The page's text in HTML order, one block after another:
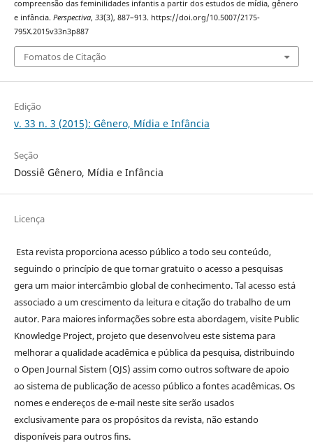
compreensão das feminilidades infantis a partir dos estudos de mídia, gênero
e infância. Perspectiva, 33(3), 887–913. https://doi.org/10.5007/2175-
795X.2015v33n3p887
Fomatos de Citação
Edição
v. 33 n. 3 (2015): Gênero, Mídia e Infância
Seção
Dossiê Gênero, Mídia e Infância
Licença
Esta revista proporciona acesso público a todo seu conteúdo,
seguindo o princípio de que tornar gratuito o acesso a pesquisas
gera um maior intercâmbio global de conhecimento. Tal acesso está
associado a um crescimento da leitura e citação do trabalho de um
autor. Para maiores informações sobre esta abordagem, visite Public
Knowledge Project, projeto que desenvolveu este sistema para
melhorar a qualidade acadêmica e pública da pesquisa, distribuindo
o Open Journal Sistem (OJS) assim como outros software de apoio
ao sistema de publicação de acesso público a fontes acadêmicas. Os
nomes e endereços de e-mail neste site serão usados
exclusivamente para os propósitos da revista, não estando
disponíveis para outros fins.